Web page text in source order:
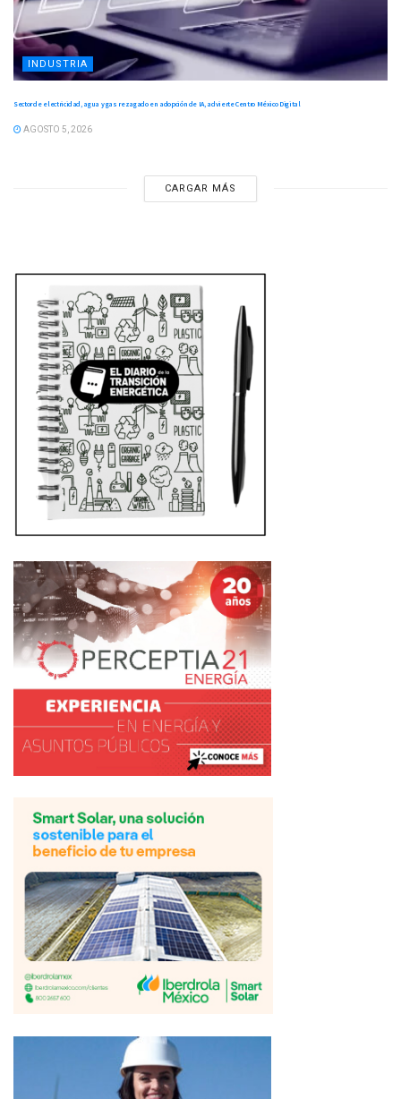
INDUSTRIA
Sector de electricidad, agua y gas rezagado en adopción de IA, advierte Centro México Digital
AGOSTO 5, 2026
CARGAR MÁS